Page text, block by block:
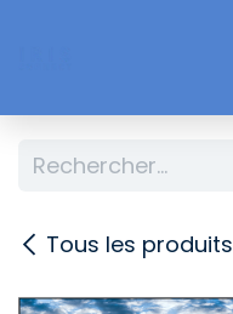
Tous les produits